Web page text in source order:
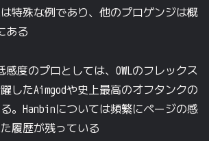
特殊な例であり、他のプロゲンジは概
ある
感度のプロとしては、OWLのフレックス
したAimgodや史上最高のオフタンクの
。Hanbinについては頻繁にページの感
履歴が残っている